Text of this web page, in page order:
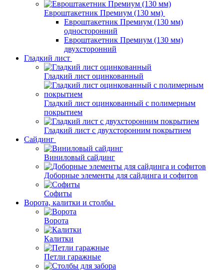
Евроштакетник Премиум (130 мм)
Евроштакетник Премиум (130 мм)
односторонний
Евроштакетник Премиум (130 мм)
двухсторонний
Гладкий лист
Гладкий лист оцинкованный
Гладкий лист оцинкованный с полимерным
покрытием
Гладкий лист с двухсторонним покрытием
Сайдинг
Виниловый сайдинг
Доборные элементы для сайдинга и софитов
Софиты
Ворота, калитки и столбы
Ворота
Калитки
Петли гаражные